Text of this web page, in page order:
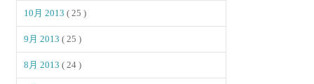
10月 2013( 25 )
9月 2013( 25 )
8月 2013( 24 )